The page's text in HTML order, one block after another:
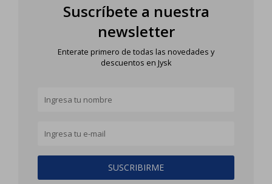
Suscríbete a nuestra
newsletter
Enterate primero de todas las novedades y
descuentos en Jysk
SUSCRIBIRME